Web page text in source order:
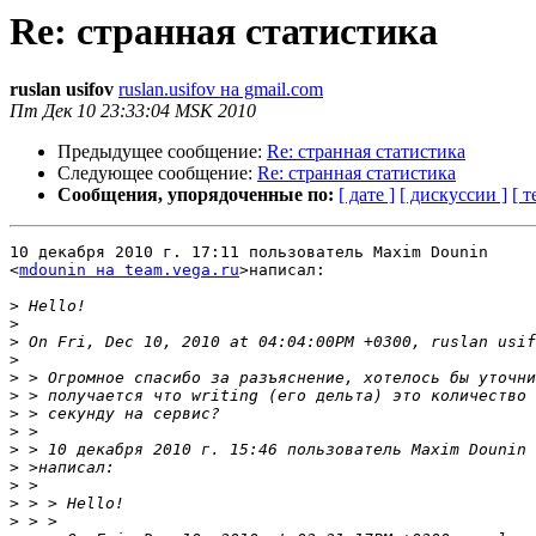
Re: странная статистика
ruslan usifov ruslan.usifov на gmail.com
Пт Дек 10 23:33:04 MSK 2010
Предыдущее сообщение: Re: странная статистика
Следующее сообщение: Re: странная статистика
Сообщения, упорядоченные по: [ дате ] [ дискуссии ] [
10 декабря 2010 г. 17:11 пользователь Maxim Dounin
<mdounin на team.vega.ru>написал:
>
>
>
>
>
>
>
>
> > 10 декабря 2010 г. 15:46 пользователь Maxim Dounin
>
>
>
>